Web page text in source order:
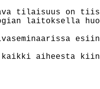
tilaisuus on
laitoksella
kaikki aiheesta